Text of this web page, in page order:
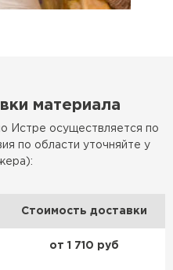
материала
Истре осуществляется по
по области уточняйте у
Стоимость доставки
от 1 710 руб
Технониколь